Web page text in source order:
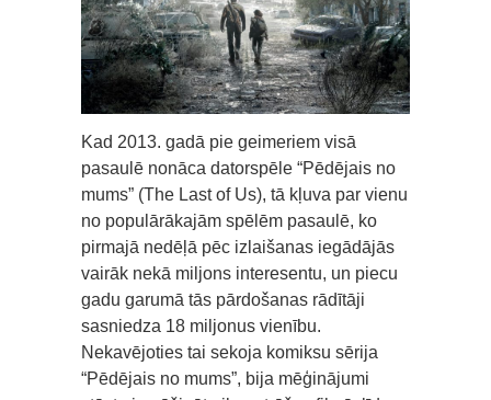
Kad 2013. gadā pie geimeriem visā
pasaulē nonāca datorspēle “Pēdējais no
mums” (The Last of Us), tā kļuva par vienu
no populārākajām spēlēm pasaulē, ko
pirmajā nedēļā pēc izlaišanas iegādājās
vairāk nekā miljons interesentu, un piecu
gadu garumā tās pārdošanas rādītāji
sasniedza 18 miljonus vienību.
Nekavējoties tai sekoja komiksu sērija
“Pēdējais no mums”, bija mēģinājumi